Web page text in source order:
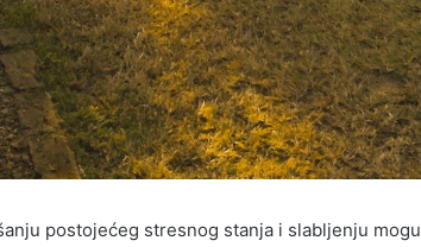
postojećeg stresnog stanja i slabljenju